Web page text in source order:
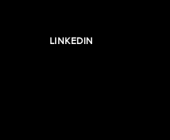
LINKEDIN